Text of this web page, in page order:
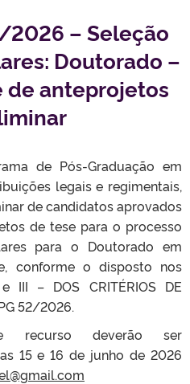
2026 – Seleção
Doutorado –
de anteprojetos
de Pós-Graduação em
legais e regimentais,
de candidatos aprovados
de tese para o processo
para o Doutorado em
conforme o disposto nos
III – DOS CRITÉRIOS DE
52/2026.
recurso deverão ser
15 e 16 de junho de 2026